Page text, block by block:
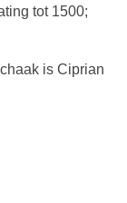
tot 1500;
is Ciprian